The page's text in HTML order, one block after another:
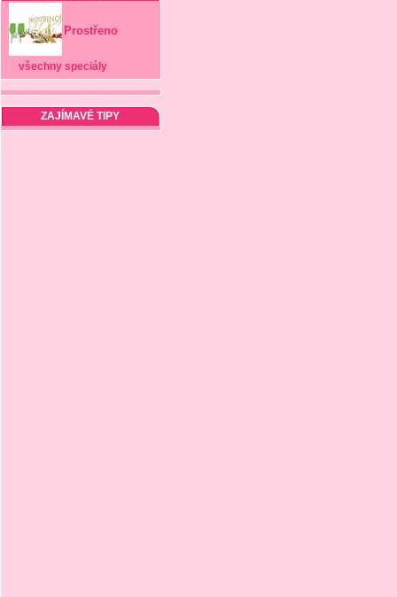
Prostřeno
všechny speciály
ZAJÍMAVÉ TIPY